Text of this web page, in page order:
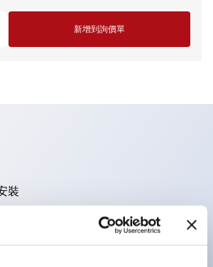
新增到詢價單
裝
高安全性的彈子鎖結構
IEC60529）